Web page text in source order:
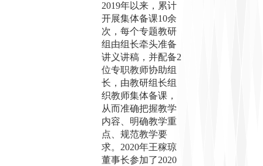
2019年以来，累计
开展集体备课10余
次，每个专题教研
组由组长牵头准备
讲义讲稿，并配备2
位专职教师协助组
长，由教研组长组
织教师集体备课，
从而准确把握教学
内容、明确教学重
点、规范教学要
求。2020年王稼琼
董事长参加了2020